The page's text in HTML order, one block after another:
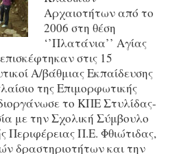
Αρχαιοτήτων από το
2006 στη θέση
‘’Πλατάνια’’ Αγίας
στις 15
Α/βάθμιας Εκπαίδευσης
της Επιμορφωτικής
το ΚΠΕ Στυλίδας-
με την Σχολική Σύμβουλο
Περιφέρειας Π.Ε. Φθιώτιδας,
δραστηριοτήτων και την